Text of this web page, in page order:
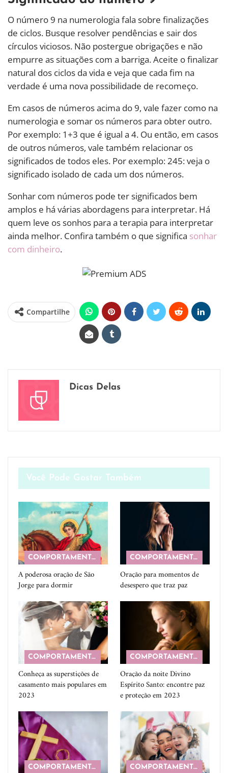
O número 9 na numerologia fala sobre finalizações
de ciclos. Busque resolver pendências e sair dos
círculos viciosos. Não postergue obrigações e não
empurre as situações com a barriga. Aceite o finalizar
natural dos ciclos da vida e veja que cada fim na
verdade é uma nova possibilidade de recomeço.
Em casos de números acima do 9, vale fazer como na
numerologia e somar os números para obter outro.
Por exemplo: 1+3 que é igual a 4. Ou então, em casos
de outros números, vale também relacionar os
significados de todos eles. Por exemplo: 245: veja o
significado isolado de cada um dos números.
Sonhar com números pode ter significados bem
amplos e há várias abordagens para interpretar. Há
quem leve os sonhos para a terapia para interpretar
ainda melhor. Confira também o que significa sonhar
com dinheiro.
Compartilhe
Dicas Delas
Você Pode Gostar Também
COMPORTAMENTO
A poderosa oração de São
Jorge para dormir
COMPORTAMENTO
Oração para momentos de
desespero que traz paz
COMPORTAMENTO
Conheça as superstições de
casamento mais populares em
2023
COMPORTAMENTO
Oração da noite Divino
Espírito Santo: encontre paz
e proteção em 2023
COMPORTAMENTO COMPORTAMENTO